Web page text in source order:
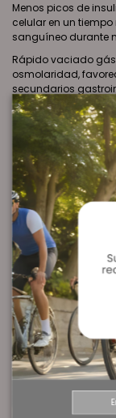
Menos picos de
celular en un
sanguíneo durante
Rápido vaciado
osmolaridad,
secundarios
No inhibe la
En formato stick de
carbohidratos por
complejos y simples.
Los aromas
realmente buenos:
Los sabores Limón
Máximo 2 geles por
Detalles del